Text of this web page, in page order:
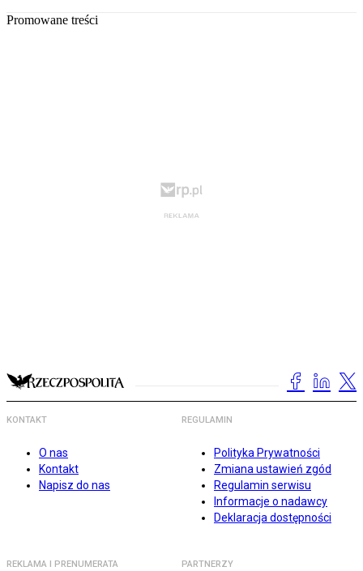
Promowane treści
KONTAKT
O nas
Kontakt
Napisz do nas
REGULAMIN
Polityka Prywatności
Zmiana ustawień zgód
Regulamin serwisu
Informacje o nadawcy
Deklaracja dostępności
REKLAMA I PRENUMERATA PARTNERZY